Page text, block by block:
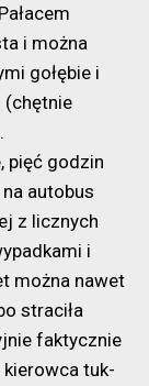
i można
gołębie i
(chętnie
pięć godzin
autobus
z licznych
i
można nawet
straciła
faktycznie
kierowca tuk-